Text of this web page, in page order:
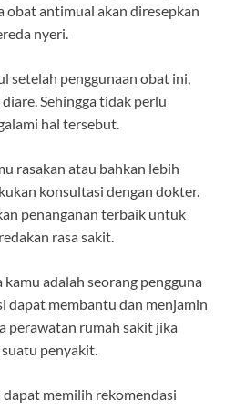
obat antimual akan diresepkan
nyeri.
setelah penggunaan obat ini,
Sehingga tidak perlu
hal tersebut.
rasakan atau bahkan lebih
konsultasi dengan dokter.
penanganan terbaik untuk
rasa sakit.
adalah seorang pengguna
dapat membantu dan menjamin
perawatan rumah sakit jika
penyakit.
dapat memilih rekomendasi